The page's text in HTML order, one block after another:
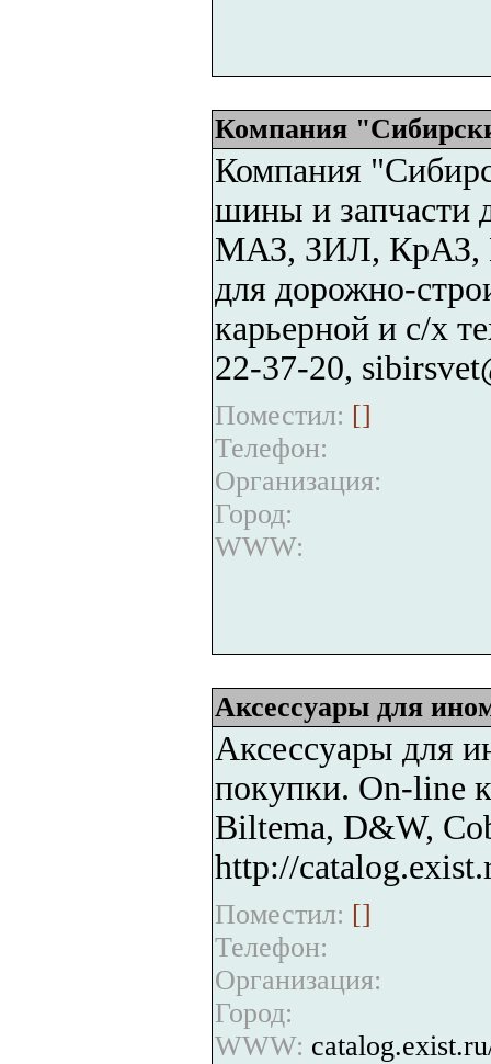
Компания
Компания
шины и запчасти
МАЗ, ЗИЛ, КрАЗ,
для дорожно-
карьерной и с/х
22-37-20,
Поместил: []
Телефон:
Организация:
Город:
WWW:
Аксессуары для
Аксессуары для
покупки. On-line
Biltema, D&W,
http://
Поместил: []
Телефон:
Организация:
Город:
WWW: